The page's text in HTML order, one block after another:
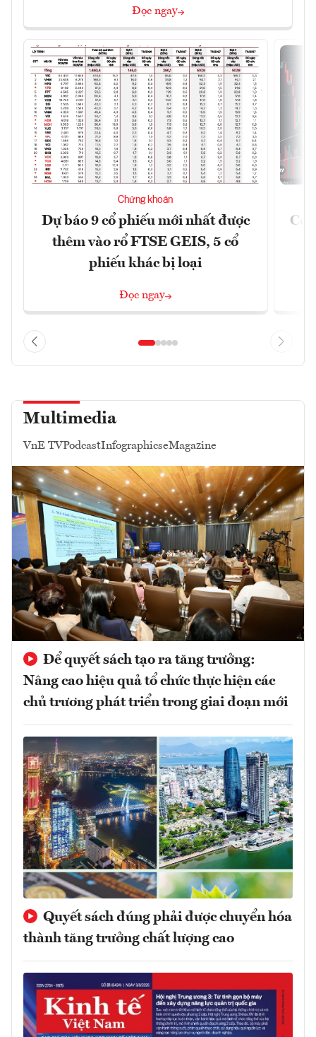
Đọc ngay
Chứng khoán
Dự báo 9 cổ phiếu mới nhất được
thêm vào rổ FTSE GEIS, 5 cổ
phiếu khác bị loại
Đọc ngay
Có
Multimedia
VnE TVPodcastInfographicseMagazine
Để quyết sách tạo ra tăng trưởng:
Nâng cao hiệu quả tổ chức thực hiện các
chủ trương phát triển trong giai đoạn mới
Quyết sách đúng phải được chuyển hóa
thành tăng trưởng chất lượng cao